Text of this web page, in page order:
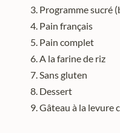
Programme sucré
Pain français
Pain complet
A la farine de riz
Sans gluten
Dessert
Gâteau à la levure